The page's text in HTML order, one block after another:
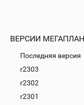
ВЕРСИИ
Последняя версия
r2303
r2302
r2301